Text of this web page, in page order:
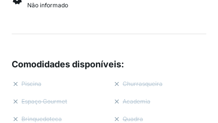
Não informado
Comodidades disponíveis:
Piscina Churrasqueira
Espaço Gourmet Academia
Brinquedoteca Quadra